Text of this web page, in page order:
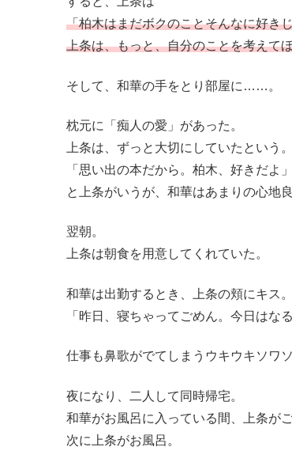
「柏木はまだボクのことそんなに好き
上条は、もっと、自分のことを考えて
そして、和華の手をとり部屋に……。
枕元に「痴人の愛」があった。
上条は、ずっと大切にしていたという。
「思い出の本だから。柏木、好きだよ」
と上条がいうが、和華はあまりの心地
翌朝。
上条は朝食を用意してくれていた。
和華は出勤するとき、上条の頬にキス。
「昨日、寝ちゃってごめん。今日はな
仕事も鼻歌がでてしまうウキウキソワソ
夜になり、二人して同時帰宅。
和華がお風呂に入っている間、上条がご
次に上条がお風呂。